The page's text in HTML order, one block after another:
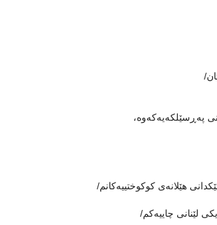
پەڕسێلكەیەكەوە،
هێلانەى كوكوختییەكانم/
لێنانى چاییەكم/